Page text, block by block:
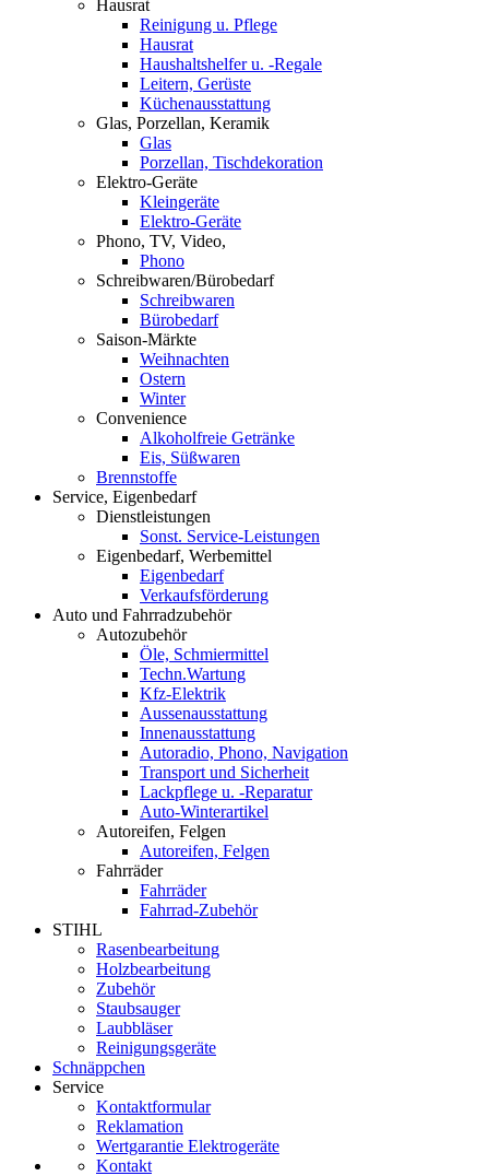
Hausrat
Reinigung u. Pflege
Hausrat
Haushaltshelfer u. -Regale
Leitern, Gerüste
Küchenausstattung
Glas, Porzellan, Keramik
Glas
Porzellan, Tischdekoration
Elektro-Geräte
Kleingeräte
Elektro-Geräte
Phono, TV, Video,
Phono
Schreibwaren/Bürobedarf
Schreibwaren
Bürobedarf
Saison-Märkte
Weihnachten
Ostern
Winter
Convenience
Alkoholfreie Getränke
Eis, Süßwaren
Brennstoffe
Service, Eigenbedarf
Dienstleistungen
Sonst. Service-Leistungen
Eigenbedarf, Werbemittel
Eigenbedarf
Verkaufsförderung
Auto und Fahrradzubehör
Autozubehör
Öle, Schmiermittel
Techn.Wartung
Kfz-Elektrik
Aussenausstattung
Innenausstattung
Autoradio, Phono, Navigation
Transport und Sicherheit
Lackpflege u. -Reparatur
Auto-Winterartikel
Autoreifen, Felgen
Autoreifen, Felgen
Fahrräder
Fahrräder
Fahrrad-Zubehör
STIHL
Rasenbearbeitung
Holzbearbeitung
Zubehör
Staubsauger
Laubbläser
Reinigungsgeräte
Schnäppchen
Service
Kontaktformular
Reklamation
Wertgarantie Elektrogeräte
Kontakt